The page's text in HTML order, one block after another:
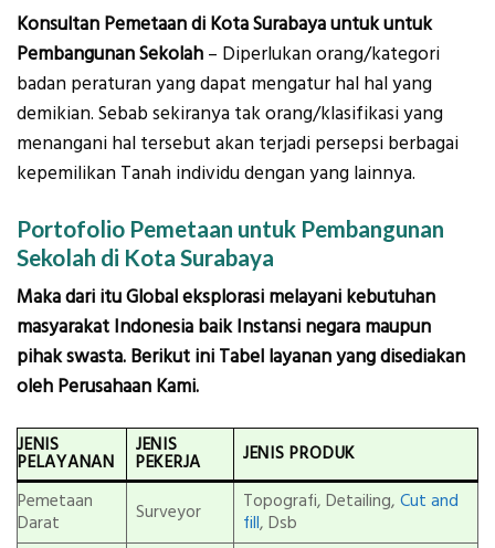
Konsultan Pemetaan di Kota Surabaya untuk untuk
Pembangunan Sekolah – Diperlukan orang/kategori
badan peraturan yang dapat mengatur hal hal yang
demikian. Sebab sekiranya tak orang/klasifikasi yang
menangani hal tersebut akan terjadi persepsi berbagai
kepemilikan Tanah individu dengan yang lainnya.
Portofolio Pemetaan untuk Pembangunan
Sekolah di Kota Surabaya
Maka dari itu Global eksplorasi melayani kebutuhan
masyarakat Indonesia baik Instansi negara maupun
pihak swasta. Berikut ini Tabel layanan yang disediakan
oleh Perusahaan Kami.
JENIS
PELAYANAN
JENIS
PEKERJA JENIS PRODUK
Pemetaan
Darat
Surveyor Topografi, Detailing, Cut and
fill, Dsb